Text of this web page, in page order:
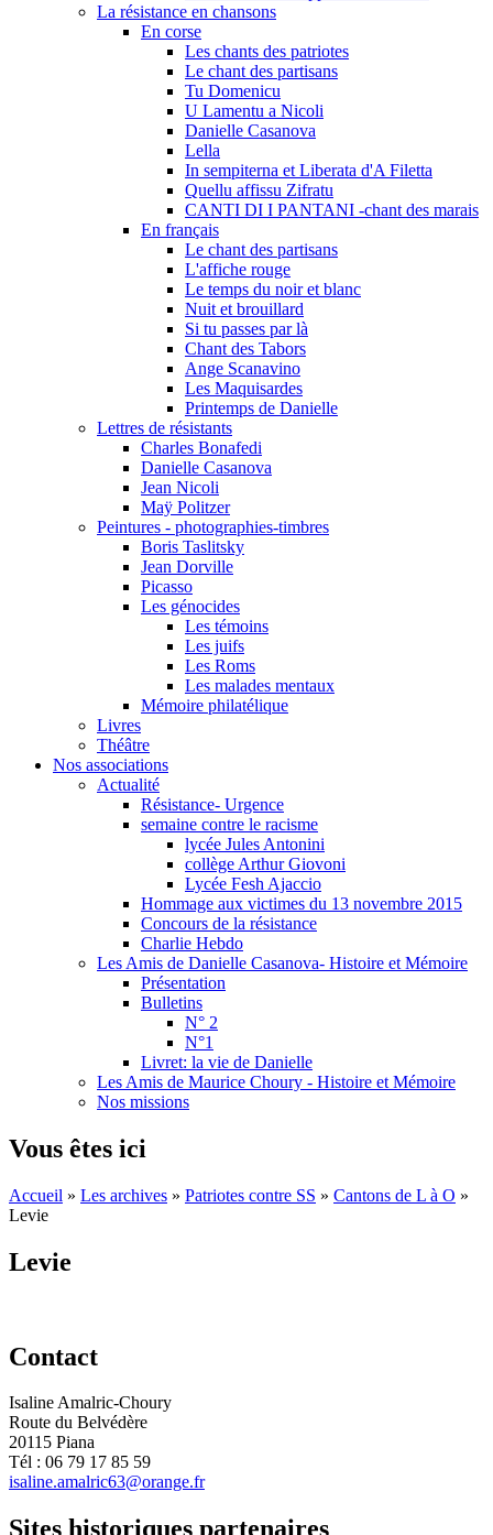
La résistance en chansons
En corse
Les chants des patriotes
Le chant des partisans
Tu Domenicu
U Lamentu a Nicoli
Danielle Casanova
Lella
In sempiterna et Liberata d'A Filetta
Quellu affissu Zifratu
CANTI DI I PANTANI -chant des marais
En français
Le chant des partisans
L'affiche rouge
Le temps du noir et blanc
Nuit et brouillard
Si tu passes par là
Chant des Tabors
Ange Scanavino
Les Maquisardes
Printemps de Danielle
Lettres de résistants
Charles Bonafedi
Danielle Casanova
Jean Nicoli
Maÿ Politzer
Peintures - photographies-timbres
Boris Taslitsky
Jean Dorville
Picasso
Les génocides
Les témoins
Les juifs
Les Roms
Les malades mentaux
Mémoire philatélique
Livres
Théâtre
Nos associations
Actualité
Résistance- Urgence
semaine contre le racisme
lycée Jules Antonini
collège Arthur Giovoni
Lycée Fesh Ajaccio
Hommage aux victimes du 13 novembre 2015
Concours de la résistance
Charlie Hebdo
Les Amis de Danielle Casanova- Histoire et Mémoire
Présentation
Bulletins
N° 2
N°1
Livret: la vie de Danielle
Les Amis de Maurice Choury - Histoire et Mémoire
Nos missions
Vous êtes ici
Accueil » Les archives » Patriotes contre SS » Cantons de L à O »
Levie
Levie
Contact
Isaline Amalric-Choury
Route du Belvédère
20115 Piana
Tél : 06 79 17 85 59
isaline.amalric63@orange.fr
Sites historiques partenaires